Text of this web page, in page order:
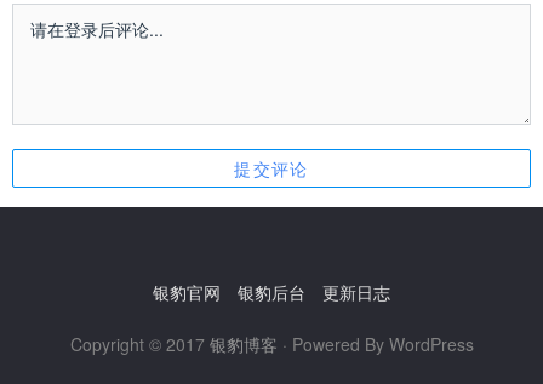
银豹官网 银豹后台 更新日志
Copyright © 2017 银豹博客 · Powered By WordPress